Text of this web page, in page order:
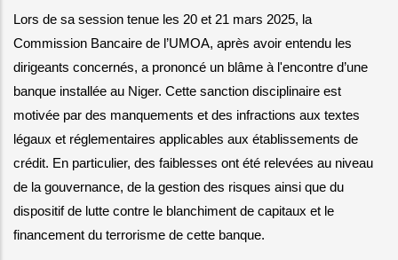
Lors de sa session tenue les 20 et 21 mars 2025, la
Commission Bancaire de l’UMOA, après avoir entendu les
dirigeants concernés, a prononcé un blâme à l'encontre d’une
banque installée au Niger. Cette sanction disciplinaire est
motivée par des manquements et des infractions aux textes
légaux et réglementaires applicables aux établissements de
crédit. En particulier, des faiblesses ont été relevées au niveau
de la gouvernance, de la gestion des risques ainsi que du
dispositif de lutte contre le blanchiment de capitaux et le
financement du terrorisme de cette banque.